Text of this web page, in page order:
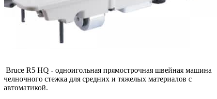
Bruce R5 HQ - одноигольная прямострочная швейная машина
челночного стежка для средних и тяжелых материалов с
автоматикой.